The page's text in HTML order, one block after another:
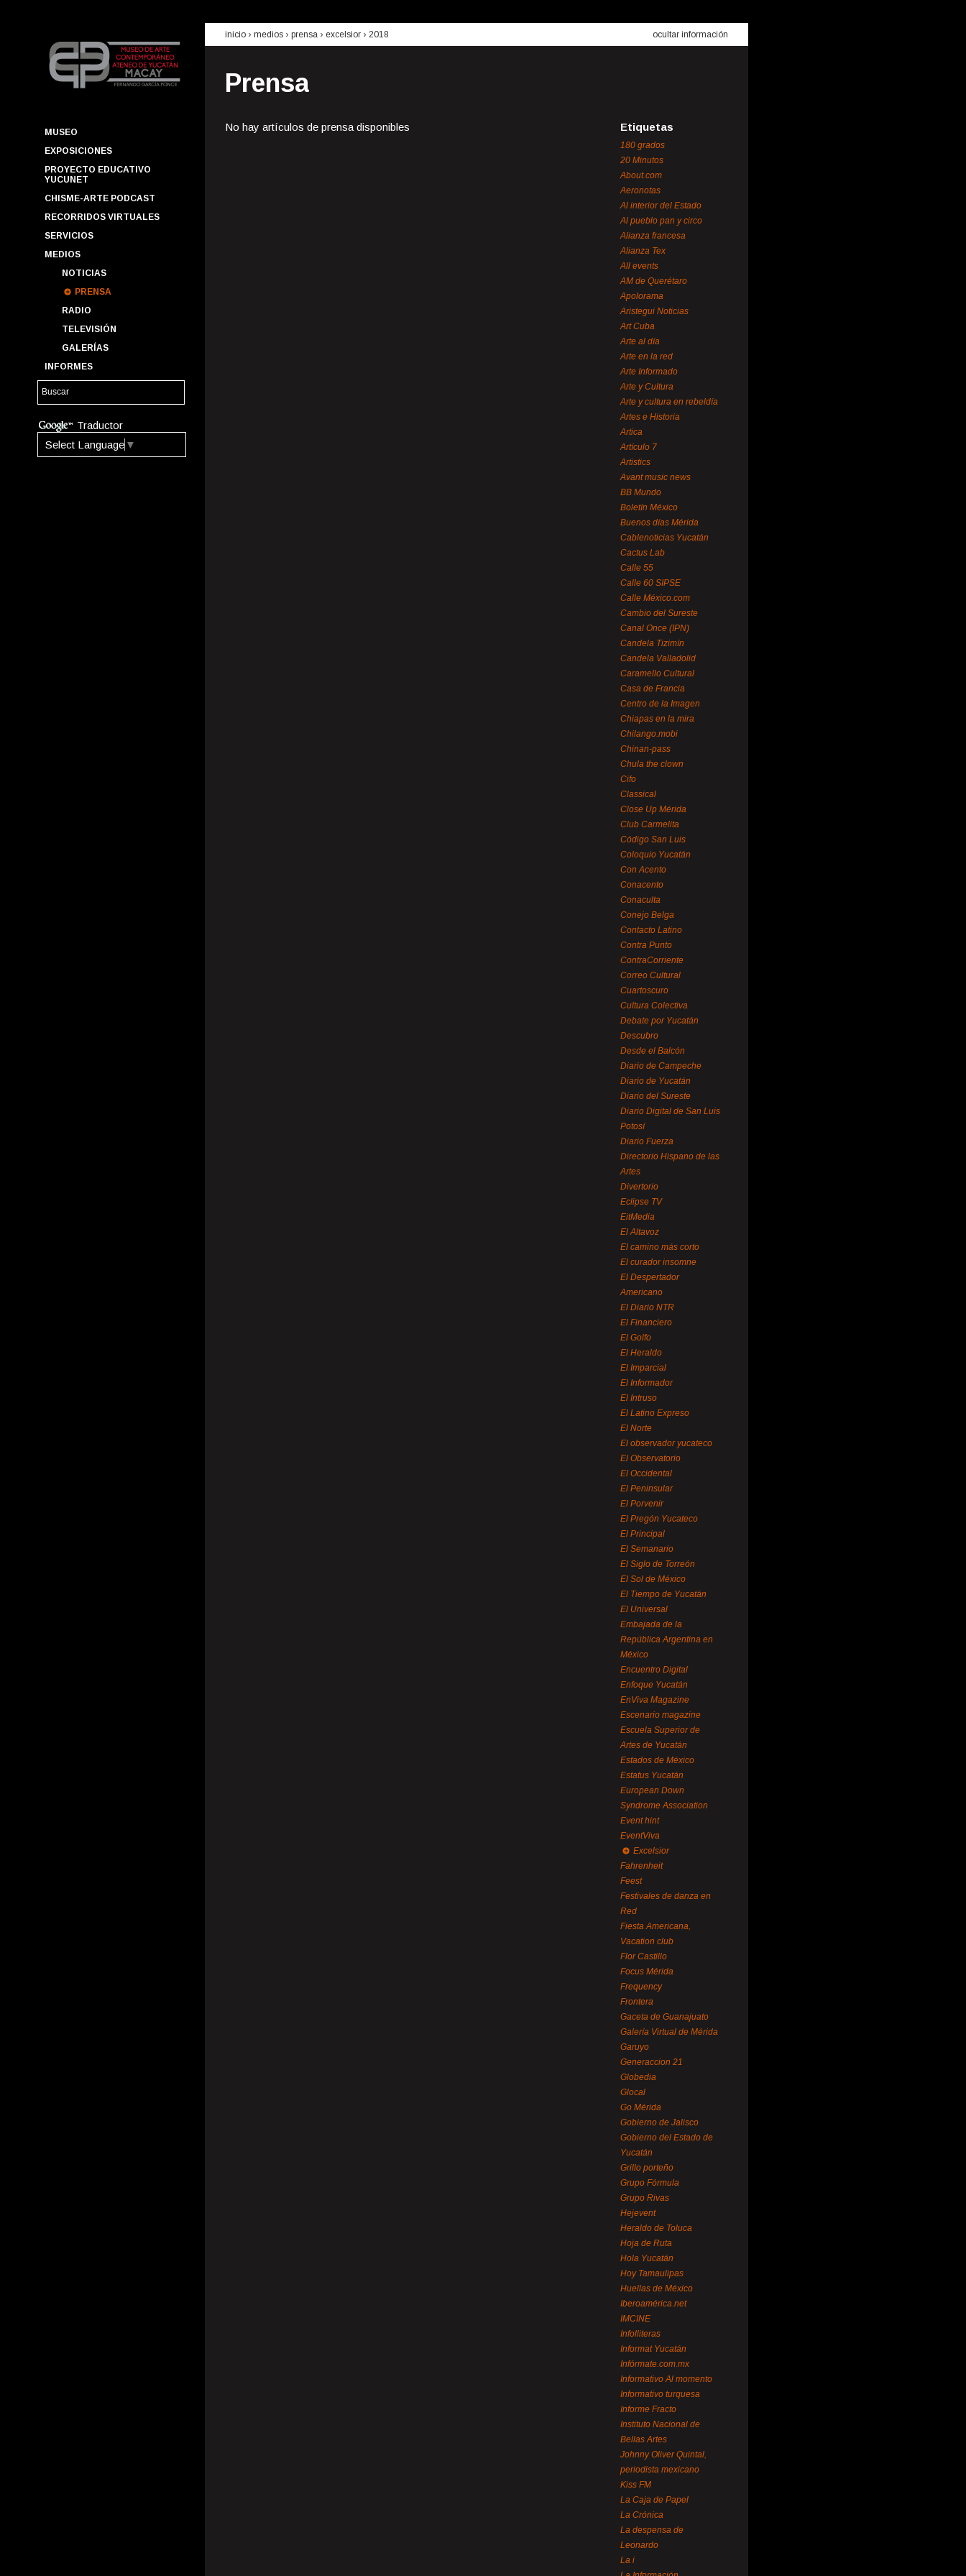
MUSEO
EXPOSICIONES
PROYECTO EDUCATIVO
YUCUNET
CHISME-ARTE PODCAST
RECORRIDOS VIRTUALES
SERVICIOS
MEDIOS
NOTICIAS
PRENSA
RADIO
TELEVISIÓN
GALERÍAS
INFORMES
Traductor
Select Language ▼
inicio › medios › prensa › excelsior › 2018 ocultar información
Prensa
No hay artículos de prensa disponibles Etiquetas
180 grados
20 Minutos
About.com
Aeronotas
Al interior del Estado
Al pueblo pan y circo
Alianza francesa
Alianza Tex
All events
AM de Querétaro
Apolorama
Aristegui Noticias
Art Cuba
Arte al día
Arte en la red
Arte Informado
Arte y Cultura
Arte y cultura en rebeldía
Artes e Historia
Artica
Artículo 7
Artistics
Avant music news
BB Mundo
Boletín México
Buenos días Mérida
Cablenoticias Yucatán
Cactus Lab
Calle 55
Calle 60 SIPSE
Calle México.com
Cambio del Sureste
Canal Once (IPN)
Candela Tizimín
Candela Valladolid
Caramello Cultural
Casa de Francia
Centro de la Imagen
Chiapas en la mira
Chilango.mobi
Chinan-pass
Chula the clown
Cifo
Classical
Close Up Mérida
Club Carmelita
Código San Luis
Coloquio Yucatán
Con Acento
Conacento
Conaculta
Conejo Belga
Contacto Latino
Contra Punto
ContraCorriente
Correo Cultural
Cuartoscuro
Cultura Colectiva
Debate por Yucatán
Descubro
Desde el Balcón
Diario de Campeche
Diario de Yucatán
Diario del Sureste
Diario Digital de San Luis
Potosí
Diario Fuerza
Directorio Hispano de las
Artes
Divertorio
Eclipse TV
EitMedia
El Altavoz
El camino más corto
El curador insomne
El Despertador
Americano
El Diario NTR
El Financiero
El Golfo
El Heraldo
El Imparcial
El Informador
El Intruso
El Latino Expreso
El Norte
El observador yucateco
El Observatorio
El Occidental
El Peninsular
El Porvenir
El Pregón Yucateco
El Principal
El Semanario
El Siglo de Torreón
El Sol de México
El Tiempo de Yucatán
El Universal
Embajada de la
República Argentina en
México
Encuentro Digital
Enfoque Yucatán
EnViva Magazine
Escenario magazine
Escuela Superior de
Artes de Yucatán
Estados de México
Estatus Yucatán
European Down
Syndrome Association
Event hint
EventViva
Excelsior
Fahrenheit
Feest
Festivales de danza en
Red
Fiesta Americana,
Vacation club
Flor Castillo
Focus Mérida
Frequency
Frontera
Gaceta de Guanajuato
Galería Virtual de Mérida
Garuyo
Generaccion 21
Globedia
Glocal
Go Mérida
Gobierno de Jalisco
Gobierno del Estado de
Yucatán
Grillo porteño
Grupo Fórmula
Grupo Rivas
Hejevent
Heraldo de Toluca
Hoja de Ruta
Hola Yucatán
Hoy Tamaulipas
Huellas de México
Iberoamérica.net
IMCINE
Infolliteras
Informat Yucatán
Infórmate.com.mx
Informativo Al momento
Informativo turquesa
Informe Fracto
Instituto Nacional de
Bellas Artes
Johnny Oliver Quintal,
periodista mexicano
Kiss FM
La Caja de Papel
La Crónica
La despensa de
Leonardo
La i